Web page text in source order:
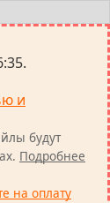
и
будут
Подробнее
на оплату